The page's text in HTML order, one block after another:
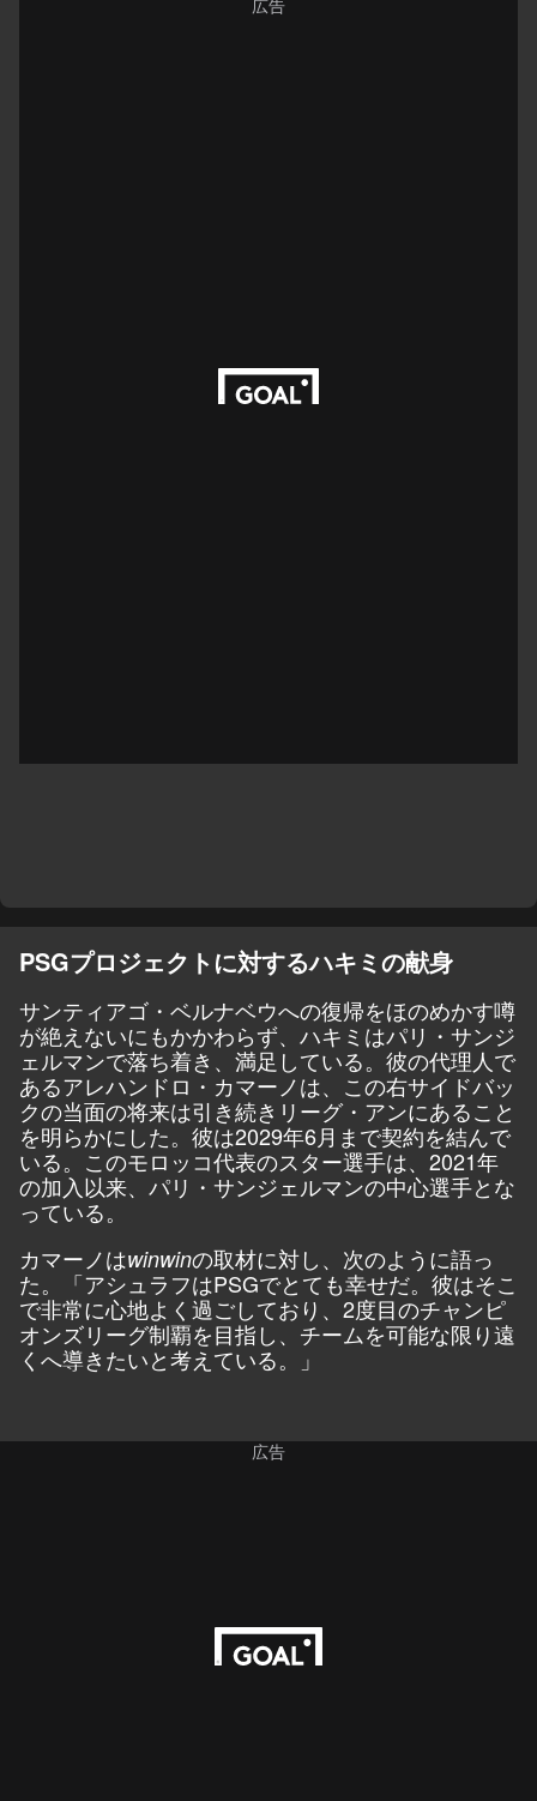
PSGプロジェクトに対するハキミの献身
サンティアゴ・ベルナベウへの復帰をほのめかす噂
が絶えないにもかかわらず、ハキミはパリ・サンジ
ェルマンで落ち着き、満足している。彼の代理人で
あるアレハンドロ・カマーノは、この右サイドバッ
クの当面の将来は引き続きリーグ・アンにあること
を明らかにした。彼は2029年6月まで契約を結んで
いる。このモロッコ代表のスター選手は、2021年
の加入以来、パリ・サンジェルマンの中心選手とな
っている。
カマーノはwinwinの取材に対し、次のように語っ
た。「アシュラフはPSGでとても幸せだ。彼はそこ
で非常に心地よく過ごしており、2度目のチャンピ
オンズリーグ制覇を目指し、チームを可能な限り遠
くへ導きたいと考えている。」
広告